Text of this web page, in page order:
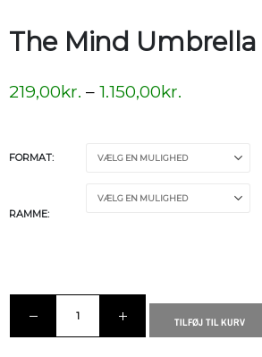
The Mind
219,00kr. – 1.150,00kr.
FORMAT
RAMME
TILFØJ TIL KURV